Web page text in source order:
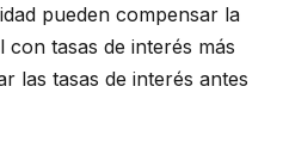
pueden compensar la
tasas de interés más
las tasas de interés antes